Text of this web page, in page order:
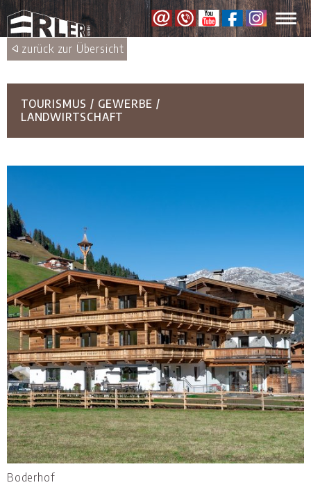
zurück zur Übersicht
TOURISMUS / GEWERBE /
LANDWIRTSCHAFT
Boderhof